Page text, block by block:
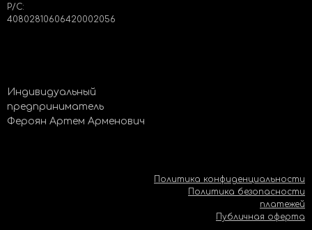
Индивидуальный
предприниматель
Фероян Артем Арменович
Политика конфиденциальности
Политика безопасности
платежей
Публичная оферта
Р/С:
40802810606420002056